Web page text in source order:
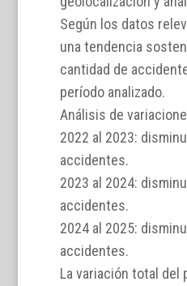
Según los datos
una tendencia
cantidad de
período analizado.
Análisis de
2022 al 2023:
accidentes.
2023 al 2024:
accidentes.
2024 al 2025:
accidentes.
La variación total del